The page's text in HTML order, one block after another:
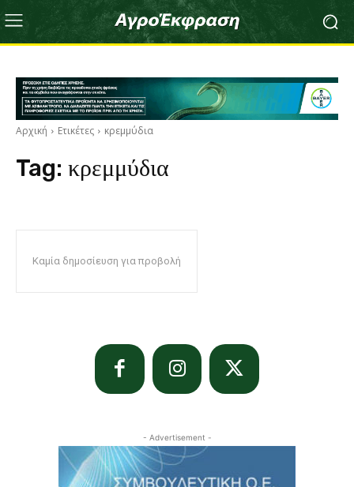
Αρχική Ετικέτες κρεμμύδια
Tag: κρεμμύδια
Καμία δημοσίευση για προβολή
- Advertisement -